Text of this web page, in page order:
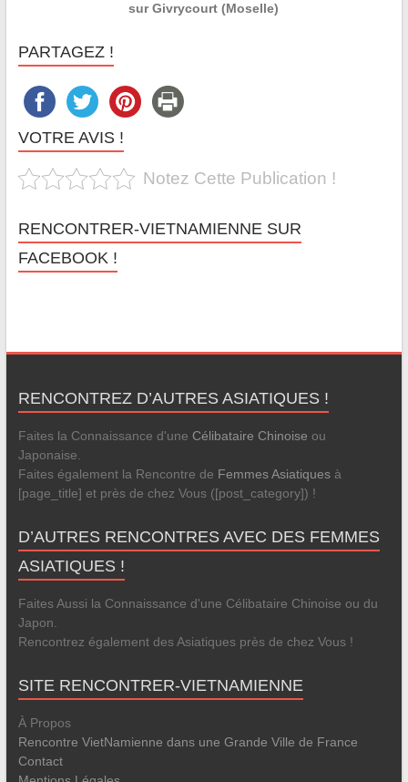
sur Givrycourt (Moselle)
PARTAGEZ !
VOTRE AVIS !
Notez Cette Publication !
RENCONTRER-VIETNAMIENNE SUR
FACEBOOK !
RENCONTREZ D’AUTRES ASIATIQUES !
Faites la Connaissance d'une Célibataire Chinoise ou
Japonaise.
Faites également la Rencontre de Femmes Asiatiquesà
[page_title] et près de chez Vous ([post_category]) !
D’AUTRES RENCONTRES AVEC DES FEMMES
ASIATIQUES !
Faites Aussi la Connaissance d'une Célibataire Chinoise ou du
Japon.
Rencontrez également des Asiatiques près de chez Vous !
SITE RENCONTRER-VIETNAMIENNE
À Propos
Rencontre VietNamienne dans une Grande Ville de France
Contact